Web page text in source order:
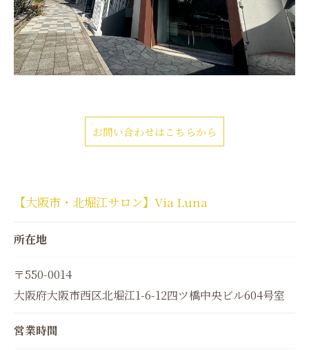
お問い合わせはこちらから
【大阪市・北堀江サロン】Via Luna
所在地
〒550-0014
大阪府大阪市西区北堀江1-6-12四ツ橋中央ビル604号室
営業時間